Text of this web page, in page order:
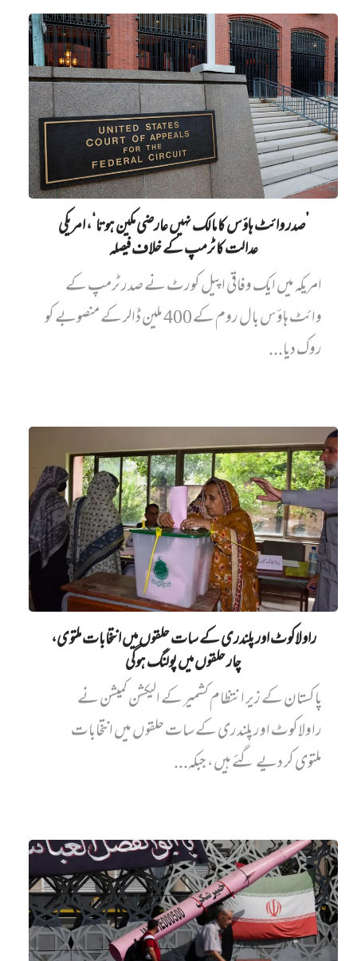
’صدر وائٹ ہاؤس کا مالک نہیں‌ عارضی مکین ہوتا‘، امریکی
عدالت کا ٹرمپ کے خلاف فیصلہ
امریکہ میں ایک وفاقی اپیل کورٹ نے صدر ٹرمپ کے
وائٹ ہاؤس بال روم کے 400 ملین ڈالر کے منصوبے کو
روک دیا...
راولاکوٹ اور پلندری کے سات حلقوں میں انتخابات ملتوی،
چار حلقوں میں پولنگ ہوگی
پاکستان کے زیر انتظام کشمیر کے الیکشن کمیشن نے
راولاکوٹ اور پلندری کے سات حلقوں میں انتخابات
ملتوی کر دیے گئے ہیں، جبکہ...